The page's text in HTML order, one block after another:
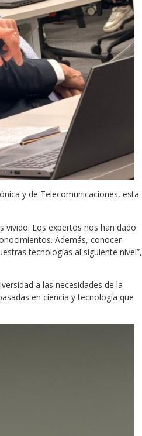
y de Telecomunicaciones, esta
vivido. Los expertos nos han dado
Además, conocer
tecnologías al siguiente nivel”,
a las necesidades de la
en ciencia y tecnología que